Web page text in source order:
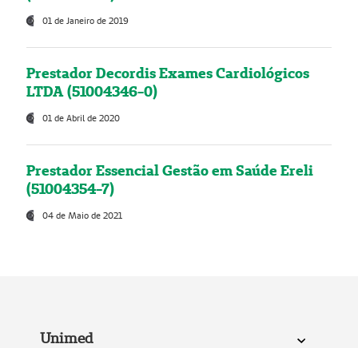
01 de Janeiro de 2019
Prestador Decordis Exames Cardiológicos
LTDA (51004346-0)
01 de Abril de 2020
Prestador Essencial Gestão em Saúde Ereli
(51004354-7)
04 de Maio de 2021
Unimed